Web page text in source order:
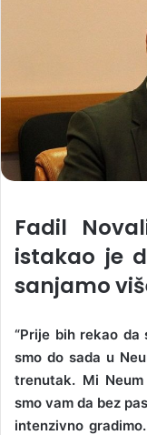
Fadil
istakao je
sanjamo
“Prije bih rekao
smo do sada u
trenutak. Mi
smo vam da bez
intenzivno